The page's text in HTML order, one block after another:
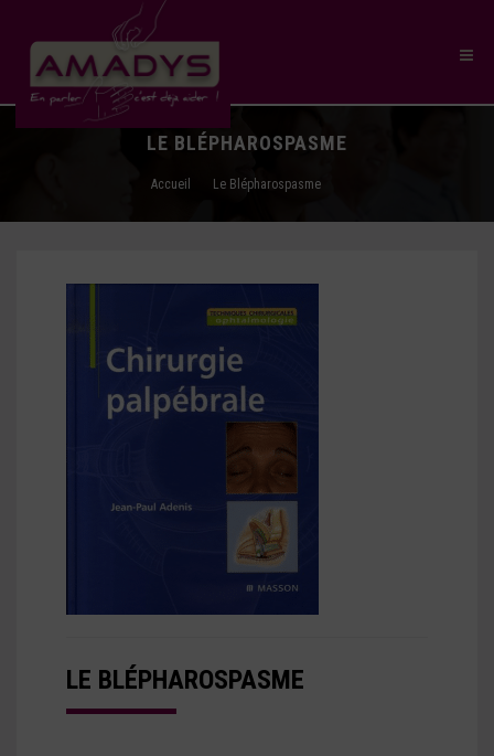
LE BLÉPHAROSPASME
Accueil Le Blépharospasme
LE BLÉPHAROSPASME